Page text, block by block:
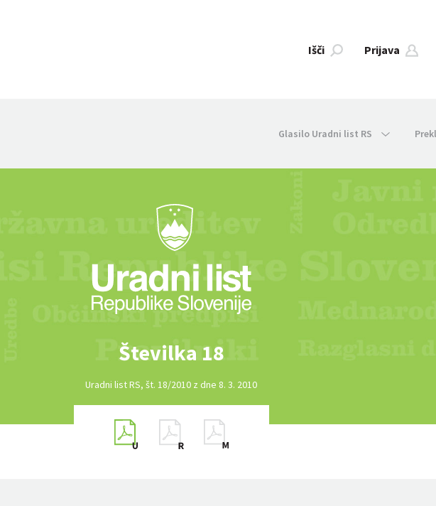
Išči Prijava
Glasilo Uradni list RS
Številka 18
Uradni list RS, št. 18/2010 z dne 8. 3. 2010